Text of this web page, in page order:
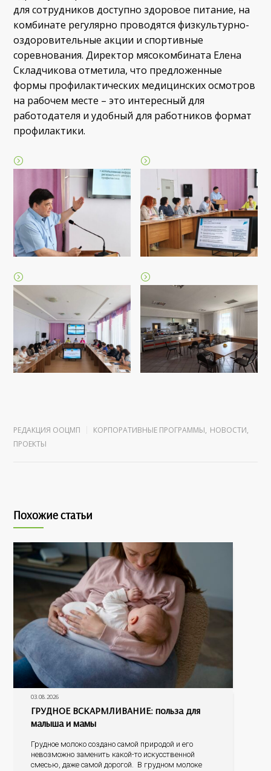
для сотрудников доступно здоровое питание, на
комбинате регулярно проводятся физкультурно-
оздоровительные акции и спортивные
соревнования. Директор мясокомбината Елена
Складчикова отметила, что предложенные
формы профилактических медицинских осмотров
на рабочем месте – это интересный для
работодателя и удобный для работников формат
профилактики.
РЕДАКЦИЯ ООЦМП КОРПОРАТИВНЫЕ ПРОГРАММЫ, НОВОСТИ,
ПРОЕКТЫ
Похожие статьи
03.08.2026
ГРУДНОЕ ВСКАРМЛИВАНИЕ: польза для
малыша и мамы
Грудное молоко создано самой природой и его
невозможно заменить какой-то искусственной
смесью, даже самой дорогой. В грудном молоке